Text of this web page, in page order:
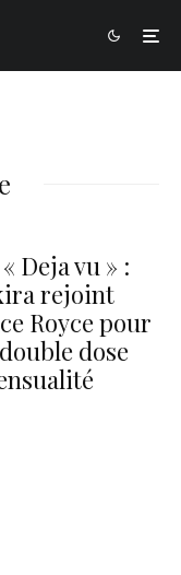
Deja vu » :
rejoint
Royce pour
dose